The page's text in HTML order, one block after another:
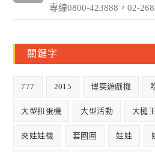
專線0800-423888，02-
關鍵字
777 2015 博奕遊戲機
大型扭蛋機 大型活動 大槌王
夾娃娃機 套圈圈 娃娃